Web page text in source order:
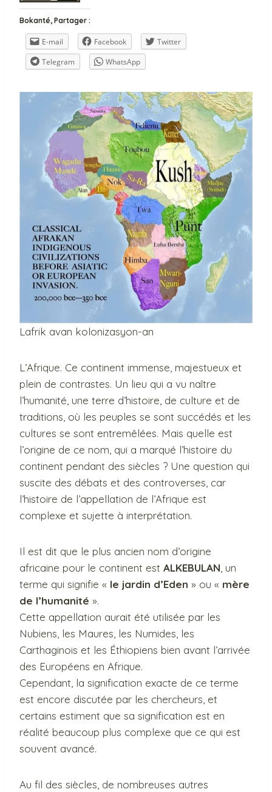
Bokanté, Partager :
E-mail Facebook
Twitter
Telegram
WhatsApp
Lafrik avan kolonizasyon-an
L’Afrique. Ce continent immense, majestueux et
plein de contrastes. Un lieu qui a vu naître
l’humanité, une terre d’histoire, de culture et de
traditions, où les peuples se sont succédés et les
cultures se sont entremêlées. Mais quelle est
l’origine de ce nom, qui a marqué l’histoire du
continent pendant des siècles ? Une question qui
suscite des débats et des controverses, car
l’histoire de l’appellation de l’Afrique est
complexe et sujette à interprétation.
Il est dit que le plus ancien nom d’origine
africaine pour le continent est ALKEBULAN, un
terme qui signifie « le jardin d’Eden » ou « mère
de l’humanité ».
Cette appellation aurait été utilisée par les
Nubiens, les Maures, les Numides, les
Carthaginois et les Éthiopiens bien avant l’arrivée
des Européens en Afrique.
Cependant, la signification exacte de ce terme
est encore discutée par les chercheurs, et
certains estiment que sa signification est en
réalité beaucoup plus complexe que ce qui est
souvent avancé.
Au fil des siècles, de nombreuses autres